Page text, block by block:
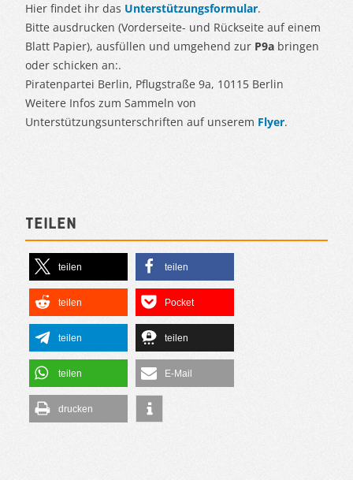
Hier findet ihr das Unterstützungsformular.
Bitte ausdrucken (Vorderseite- und Rückseite auf einem
Blatt Papier), ausfüllen und umgehend zur P9a bringen
oder schicken an:.
Piratenpartei Berlin, Pflugstraße 9a, 10115 Berlin
Weitere Infos zum Sammeln von
Unterstützungsunterschriften auf unserem Flyer.
Teilen
teilen teilen
teilen Pocket
teilen teilen
teilen E-Mail
drucken